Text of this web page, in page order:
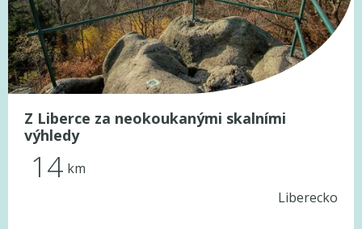
Z Liberce za neokoukanými skalními
výhledy
14 km
Liberecko